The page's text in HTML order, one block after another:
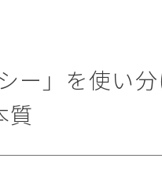
」を使い分
質